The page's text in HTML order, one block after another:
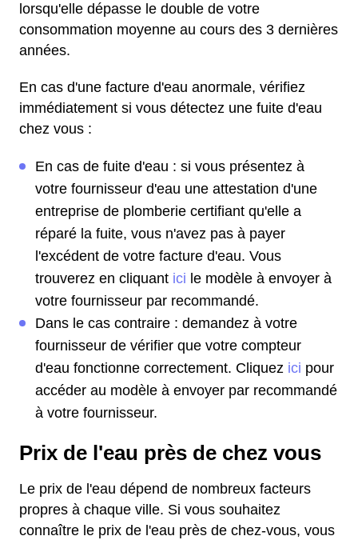
lorsqu'elle dépasse le double de votre
consommation moyenne au cours des 3 dernières
années.
En cas d'une facture d'eau anormale, vérifiez
immédiatement si vous détectez une fuite d'eau
chez vous :
En cas de fuite d'eau : si vous présentez à
votre fournisseur d'eau une attestation d'une
entreprise de plomberie certifiant qu'elle a
réparé la fuite, vous n'avez pas à payer
l'excédent de votre facture d'eau. Vous
trouverez en cliquant ici le modèle à envoyer à
votre fournisseur par recommandé.
Dans le cas contraire : demandez à votre
fournisseur de vérifier que votre compteur
d'eau fonctionne correctement. Cliquez ici pour
accéder au modèle à envoyer par recommandé
à votre fournisseur.
Prix de l'eau près de chez vous
Le prix de l'eau dépend de nombreux facteurs
propres à chaque ville. Si vous souhaitez
connaître le prix de l'eau près de chez-vous, vous